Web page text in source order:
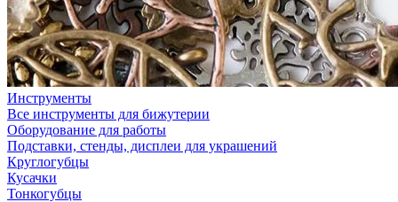
Инструменты
Все инструменты для бижутерии
Оборудование для работы
Подставки, стенды, дисплеи для украшений
Круглогубцы
Кусачки
Тонкогубцы